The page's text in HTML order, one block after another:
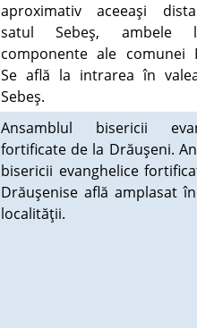
aproximativ aceeaşi
satul Sebeş, ambele
componente ale comunei
Se află la intrarea în
Sebeş.
Ansamblul bisericii
fortificate de la Drăuşeni.
bisericii evanghelice
Drăuşenise află amplasat
localităţii.